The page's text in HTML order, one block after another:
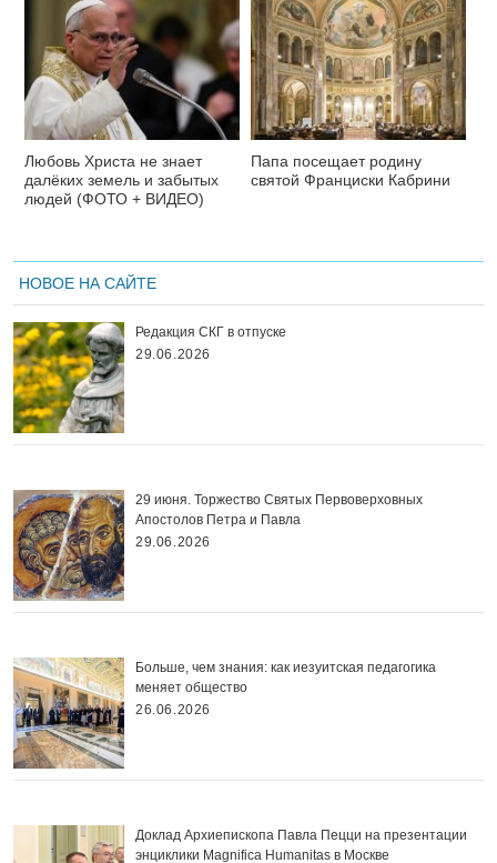
Любовь Христа не знает
далёких земель и забытых
людей (ФОТО + ВИДЕО)
Папа посещает родину
святой Франциски Кабрини
НОВОЕ НА САЙТЕ
Редакция СКГ в отпуске
29.06.2026
29 июня. Торжество Святых Первоверховных
Апостолов Петра и Павла
29.06.2026
Больше, чем знания: как иезуитская педагогика
меняет общество
26.06.2026
Доклад Архиепископа Павла Пецци на презентации
энциклики Magnifica Нumanitas в Москве